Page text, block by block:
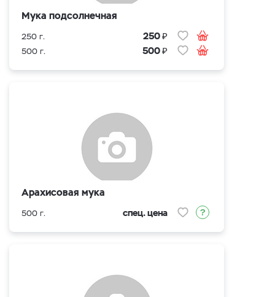
Мука подсолнечная
250 г. 250₽
500 г. 500₽
Арахисовая мука
500 г. спец. цена